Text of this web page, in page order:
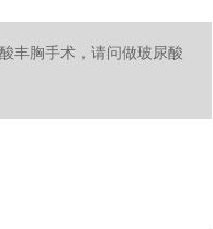
丰胸手术，请问做玻尿酸